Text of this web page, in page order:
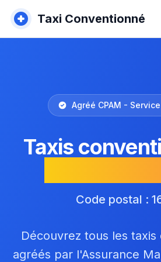
Taxi Conventionné
Agréé CPAM -
Taxis
Code postal :
Découvrez tous les
agréés par l'Assurance